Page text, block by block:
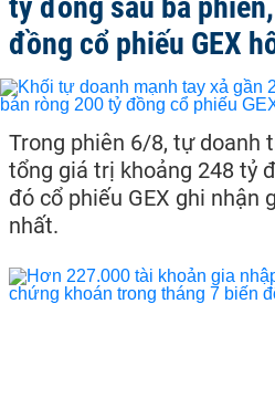
đồng cổ phiếu GEX
Trong phiên 6/8, tự doanh
tổng giá trị khoảng 248 tỷ
đó cổ phiếu GEX ghi nhận
nhất.